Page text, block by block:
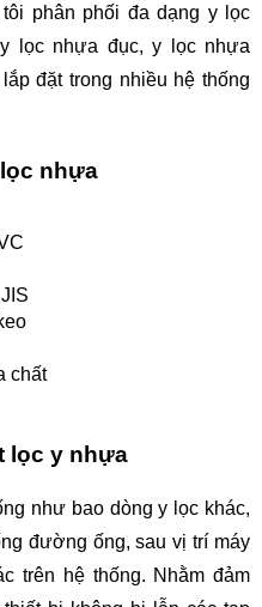
phân phối đa dạng y lọc
lọc nhựa đục, y lọc nhựa
đặt trong nhiều hệ thống
nhựa
chất
lọc y nhựa
như bao dòng y lọc khác,
đường ống, sau vị trí máy
trên hệ thống. Nhằm đảm